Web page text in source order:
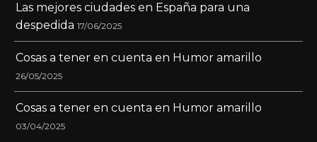
Las mejores ciudades en España para una
despedida 17/06/2025
Cosas a tener en cuenta en Humor amarillo
26/05/2025
Cosas a tener en cuenta en Humor amarillo
03/04/2025